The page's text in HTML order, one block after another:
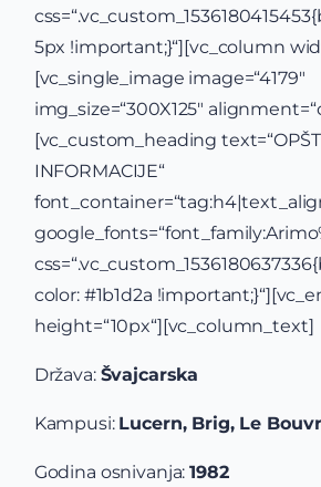
5px !important;}“][vc_column
[vc_single_image image=“4179″
img_size=“300X125″
[vc_custom_heading
INFORMACIJE“
color: #1b1d2a
height=“10px“][vc_column_text]
Država: Švajcarska
Kampusi: Lucern, Brig, Le
Godina osnivanja:1982